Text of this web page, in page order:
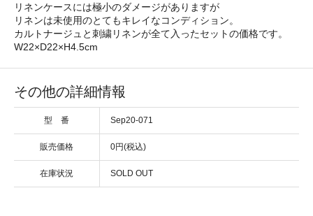
リネンケースには極小のダメージがありますが
リネンは未使用のとてもキレイなコンディション。
カルトナージュと刺繍リネンが全て入ったセットの価格です。
W22×D22×H4.5cm
その他の詳細情報
型 番 Sep20-071
販売価格 0円(税込)
在庫状況 SOLD OUT